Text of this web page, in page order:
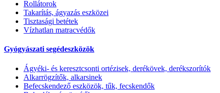
Rollátorok
Takarítás, ágyazás eszközei
Tisztasági betétek
Vízhatlan matracvédők
Gyógyászati segédeszközök
Ágyéki- és keresztcsonti ortézisek, derékövek, derékszorítók
Alkarrögzítők, alkarsinek
Befecskendező eszközök, tűk, fecskendők